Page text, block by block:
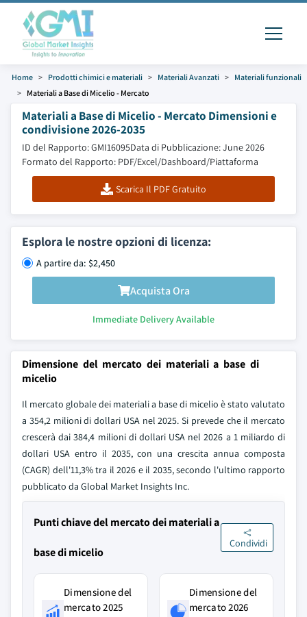
Home Prodotti chimici e materiali Materiali Avanzati
Materiali funzionali
Materiali a Base di Micelio - Mercato
Materiali a Base di Micelio - Mercato Dimensioni e
condivisione 2026-2035
ID del Rapporto: GMI16095Data di Pubblicazione: June 2026
Formato del Rapporto: PDF/Excel/Dashboard/Piattaforma
Scarica Il PDF Gratuito
Esplora le nostre opzioni di licenza:
A partire da: $2,450
Acquista Ora
Immediate Delivery Available
Dimensione del mercato dei materiali a base di
micelio
Il mercato globale dei materiali a base di micelio è stato valutato
a 354,2 milioni di dollari USA nel 2025. Si prevede che il mercato
crescerà dai 384,4 milioni di dollari USA nel 2026 a 1 miliardo di
dollari USA entro il 2035, con una crescita annua composta
(CAGR) dell'11,3% tra il 2026 e il 2035, secondo l'ultimo rapporto
pubblicato da Global Market Insights Inc.
Punti chiave del mercato dei materiali a
base di micelio
Condividi
Dimensione del
mercato 2025
Dimensione del
mercato 2026